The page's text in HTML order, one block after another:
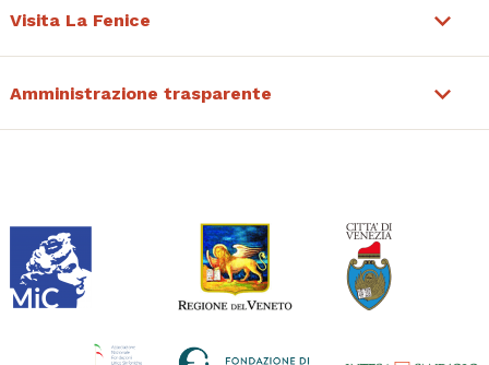
Visita La Fenice
Amministrazione trasparente